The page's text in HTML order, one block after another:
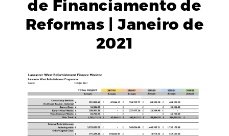
de Financiamento de
Reformas | Janeiro de
2021